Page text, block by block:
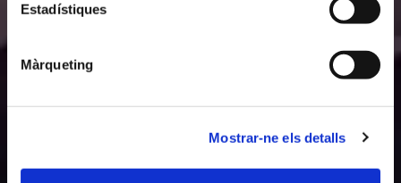
Estadístiques
Màrqueting
Mostrar-ne els detalls